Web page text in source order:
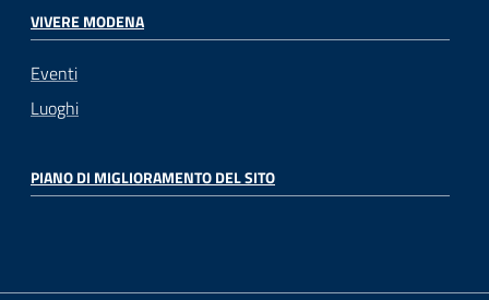
VIVERE MODENA
Eventi
Luoghi
PIANO DI MIGLIORAMENTO DEL SITO